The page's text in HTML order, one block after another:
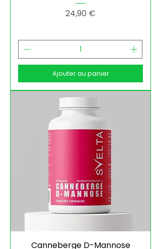
Prix
24,90 €
Ajouter au panier
Canneberge D-Mannose